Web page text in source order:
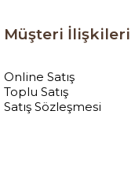
Müşteri İlişkileri
Online Satış
Toplu Satış
Satış Sözleşmesi